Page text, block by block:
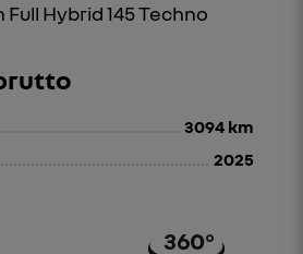
Full Hybrid 145 Techno
3094 km
2025